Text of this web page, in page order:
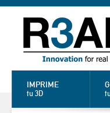
IMPRIME
tu 3D